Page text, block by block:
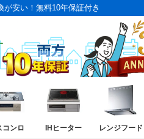
安い！無料10年保証付き
コンロ IHヒーター レンジフード